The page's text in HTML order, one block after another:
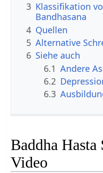
3 Klassifikation
Bandhasana
4 Quellen
5 Alternative
6 Siehe auch
6.1 Andere
6.2
6.3
Baddha Hasta
Video